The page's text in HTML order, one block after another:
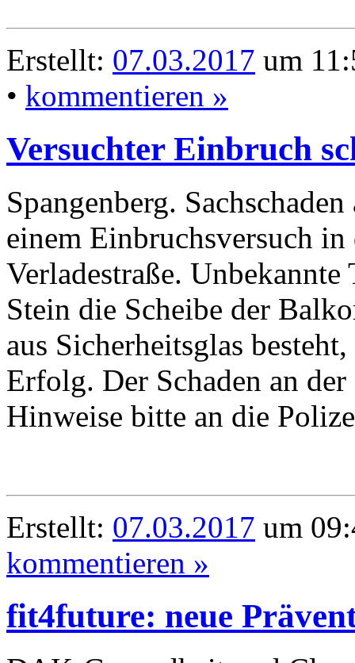
Erstellt: 07.03.2017 um
• kommentieren »
Versuchter Einbruch
Spangenberg.
einem Einbruchsversuch in
Verladestraße.
Stein die Scheibe der
aus Sicherheitsglas
Erfolg. Der Schaden an
Hinweise bitte an die
Erstellt: 07.03.2017 um
kommentieren »
fit4future: neue